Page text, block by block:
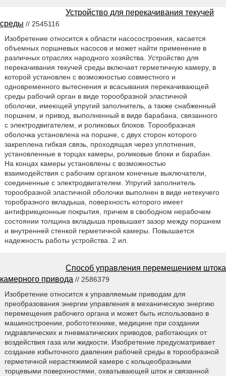
Устройство для перекачивания текучей
среды // 2545116
Изобретение относится к области насосостроения, касается
объемных поршневых насосов и может найти применение в
различных отраслях народного хозяйства. Устройство для
перекачивания текучей среды включает герметичную камеру, в
которой установлен с возможностью совместного и
одновременного вытеснения и всасывания перекачивающей
среды рабочий орган в виде торообразной эластичной
оболочки, имеющей упругий заполнитель, а также снабженный
поршнем, и привод, выполненный в виде барабана, связанного
с электродвигателем, и роликовых блоков. Торообразная
оболочка установлена на поршне, с двух сторон которого
закреплена гибкая связь, проходящая через уплотнения,
установленные в торцах камеры, роликовые блоки и барабан.
На концах камеры установлены с возможностью
взаимодействия с рабочим органом конечные выключатели,
соединенные с электродвигателем. Упругий заполнитель
торообразной эластичной оболочки выполнен в виде нетекучего
торобразного вкладыша, поверхность которого имеет
антифрикционные покрытия, причем в свободном нерабочем
состоянии толщина вкладыша превышает зазор между поршнем
и внутренней стенкой герметичной камеры. Повышается
надежность работы устройства. 2 ил.
Способ управления перемещением штока
камерного привода // 2586379
Изобретение относится к управляемым приводам для
преобразования энергии управления в механическую энергию
перемещения рабочего органа и может быть использовано в
машиностроении, робототехнике, медицине при создании
гидравлических и пневматических приводов, работающих от
воздействия газа или жидкости. Изобретение предусматривает
создание избыточного давления рабочей среды в торообразной
герметичной нерастяжимой камере с кольцеобразными
торцевыми поверхностями, охватывающей шток и связанной